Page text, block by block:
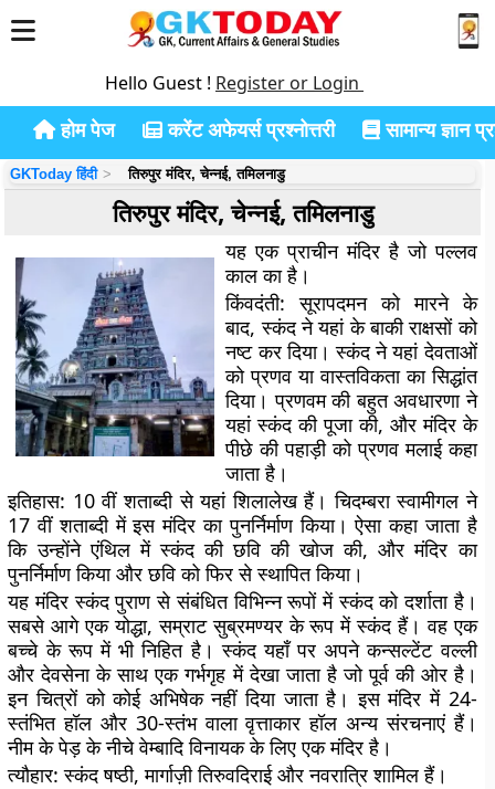
Hello Guest ! Register or Login
होम पेज करेंट अफेयर्स प्रश्नोत्तरी सामान्य ज्ञान
GKToday हिंदी तिरुपुर मंदिर, चेन्नई, तमिलनाडु
तिरुपुर मंदिर, चेन्नई, तमिलनाडु
यह एक प्राचीन मंदिर है जो पल्लव
काल का है।
किंवदंती: सूरापदमन को मारने के
बाद, स्कंद ने यहां के बाकी राक्षसों को
नष्ट कर दिया। स्कंद ने यहां देवताओं
को प्रणव या वास्तविकता का सिद्धांत
दिया। प्रणवम की बहुत अवधारणा ने
यहां स्कंद की पूजा की, और मंदिर के
पीछे की पहाड़ी को प्रणव मलाई कहा
जाता है।
इतिहास: 10 वीं शताब्दी से यहां शिलालेख हैं। चिदम्बरा स्वामीगल ने
17 वीं शताब्दी में इस मंदिर का पुनर्निर्माण किया। ऐसा कहा जाता है
कि उन्होंने एंथिल में स्कंद की छवि की खोज की, और मंदिर का
पुनर्निर्माण किया और छवि को फिर से स्थापित किया।
यह मंदिर स्कंद पुराण से संबंधित विभिन्न रूपों में स्कंद को दर्शाता है।
सबसे आगे एक योद्धा, सम्राट सुब्रमण्यर के रूप में स्कंद हैं। वह एक
बच्चे के रूप में भी निहित है। स्कंद यहाँ पर अपने कन्सल्टेंट वल्ली
और देवसेना के साथ एक गर्भगृह में देखा जाता है जो पूर्व की ओर है।
इन चित्रों को कोई अभिषेक नहीं दिया जाता है। इस मंदिर में 24-
स्तंभित हॉल और 30-स्तंभ वाला वृत्ताकार हॉल अन्य संरचनाएं हैं।
नीम के पेड़ के नीचे वेम्बादि विनायक के लिए एक मंदिर है।
त्यौहार: स्कंद षष्ठी, मार्गाज़ी तिरुवदिराई और नवरात्रि शामिल हैं।